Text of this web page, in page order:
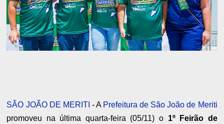
SÃO JOÃO DE MERITI - A Prefeitura de São João de Meriti
promoveu na última quarta-feira (05/11) o 1º Feirão de